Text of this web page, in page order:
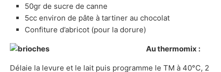
50gr de sucre de canne
5cc environ de pâte à tartiner au chocolat
Confiture d’abricot (pour la dorure)
Au thermomix :
Délaie la levure et le lait puis programme le TM à 40°C, 2